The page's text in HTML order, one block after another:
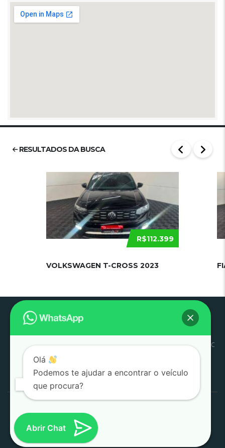
RESULTADOS DA BUSCA
R$112.399
VOLKSWAGEN T-CROSS 2023
Estoque SJC Litoral
Conosco
SAC
por:
(SJC) |
Olá
Podemos te ajudar a encontrar o veículo
que procura?
Abrir Chat